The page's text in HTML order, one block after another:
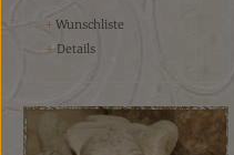
+ Wunschliste
+ Details